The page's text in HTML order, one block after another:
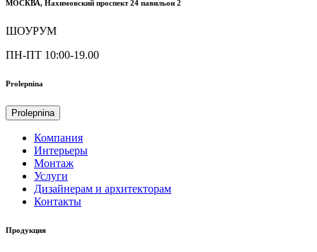
МОСКВА, Нахимовский проспект 24 павильон 2
ШОУРУМ
ПН-ПТ 10:00-19.00
Prolepnina
Prolepnina
Компания
Интерьеры
Монтаж
Услуги
Дизайнерам и архитекторам
Контакты
Продукция